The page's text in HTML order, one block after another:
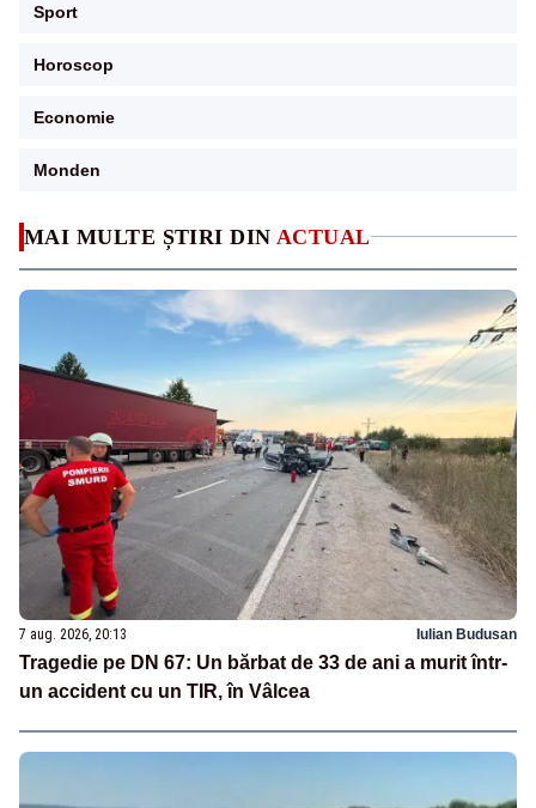
MAI MULTE ȘTIRI DIN ACTUAL
7 aug. 2026, 20:13 Iulian Budusan
Tragedie pe DN 67: Un bărbat de 33 de ani a murit într-
un accident cu un TIR, în Vâlcea
Sport
Horoscop
Economie
Monden